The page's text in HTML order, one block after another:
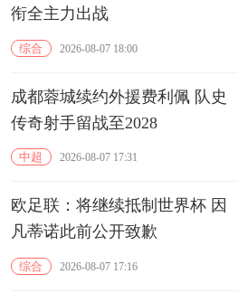
衔全主力出战
综合 2026-08-07 18:00
成都蓉城续约外援费利佩 队史
传奇射手留战至2028
中超 2026-08-07 17:31
欧足联：将继续抵制世界杯 因
凡蒂诺此前公开致歉
综合 2026-08-07 17:16